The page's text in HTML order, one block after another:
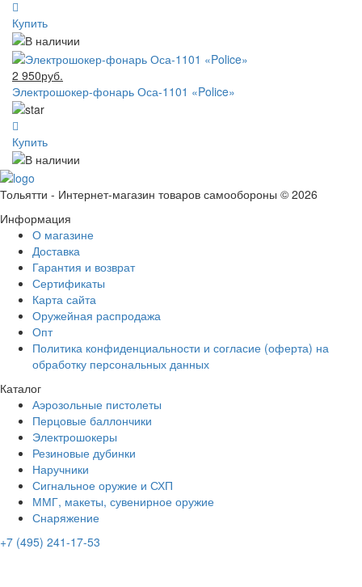
Купить
2 950руб.
Электрошокер-фонарь Оса-1101 «Police»
Купить
Тольятти - Интернет-магазин товаров самообороны © 2026
Информация
О магазине
Доставка
Гарантия и возврат
Сертификаты
Карта сайта
Оружейная распродажа
Опт
Политика конфиденциальности и согласие (оферта) на
обработку персональных данных
Каталог
Аэрозольные пистолеты
Перцовые баллончики
Электрошокеры
Резиновые дубинки
Наручники
Сигнальное оружие и СХП
ММГ, макеты, сувенирное оружие
Снаряжение
+7 (495) 241-17-53